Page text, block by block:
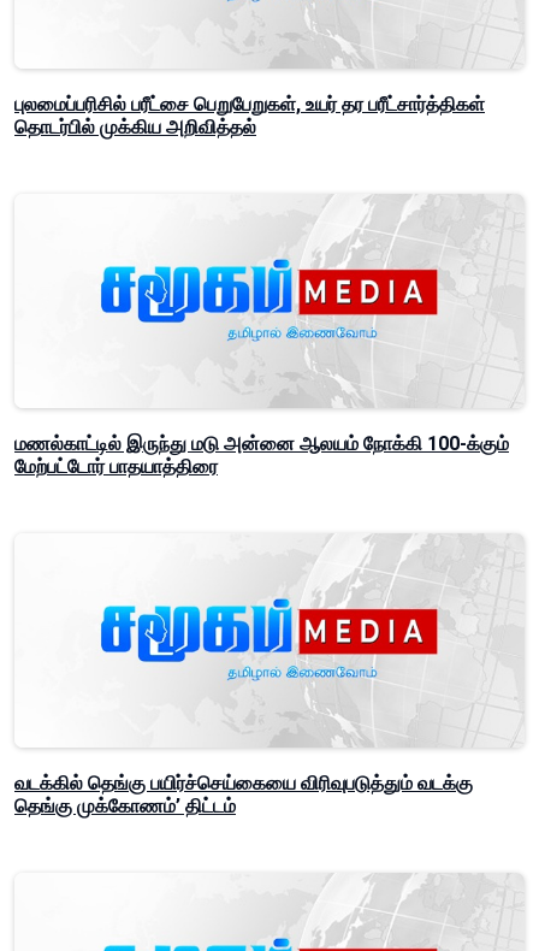
புலமைப்பரிசில் பரீட்சை பெறுபேறுகள், உயர் தர பரீட்சார்த்திகள்
தொடர்பில் முக்கிய அறிவித்தல்
மணல்காட்டில் இருந்து மடு அன்னை ஆலயம் நோக்கி 100-க்கும்
மேற்பட்டோர் பாதயாத்திரை
வடக்கில் தெங்கு பயிர்ச்செய்கையை விரிவுபடுத்தும் வடக்கு
தெங்கு முக்கோணம்’ திட்டம்